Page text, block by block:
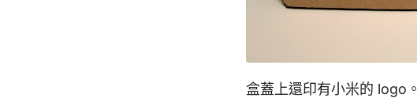
盒蓋上還印有小米的 logo。